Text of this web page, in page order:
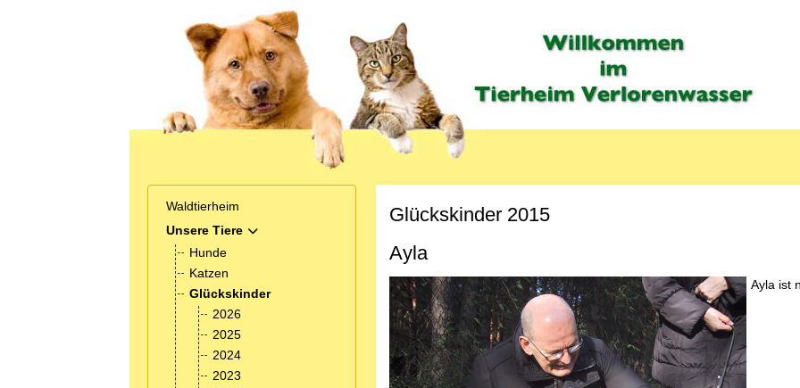
Waldtierheim
Unsere Tiere
MOD_MENU_TOGGLE_SUBMENU_LABEL
Hunde
Katzen
Glückskinder
2026
2025
2024
2023
Glückskinder 2015
Ayla
Ayla ist